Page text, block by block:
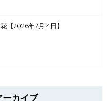
【2026年7月14日】
ーカイブ